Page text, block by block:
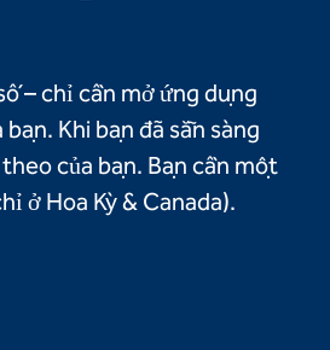
– chỉ cần mở ứng dụng
Khi bạn đã sẵn sàng
của bạn. Bạn cần một
ở Hoa Kỳ & Canada).